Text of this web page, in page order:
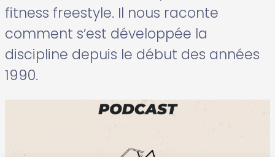
fitness freestyle. Il nous raconte
comment s’est développée la
discipline depuis le début des années
1990.